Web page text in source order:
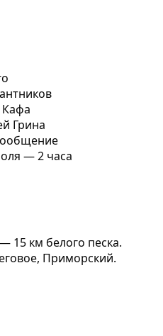
Кафа
Грина
— 2 часа
15 км белого песка.
Приморский.